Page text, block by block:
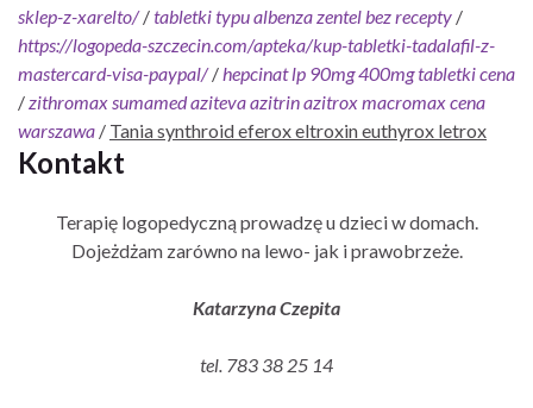
sklep-z-xarelto//tabletki typu albenza zentel bez recepty /
https://logopeda-szczecin.com/apteka/kup-tabletki-tadalafil-z-
mastercard-visa-paypal// hepcinat lp 90mg 400mg tabletki cena
/ zithromax sumamed aziteva azitrin azitrox macromax cena
warszawa / Tania synthroid eferox eltroxin euthyrox letrox
Kontakt
Terapię logopedyczną prowadzę u dzieci w domach.
Dojeżdżam zarówno na lewo- jak i prawobrzeże.
Katarzyna Czepita
tel. 783 38 25 14